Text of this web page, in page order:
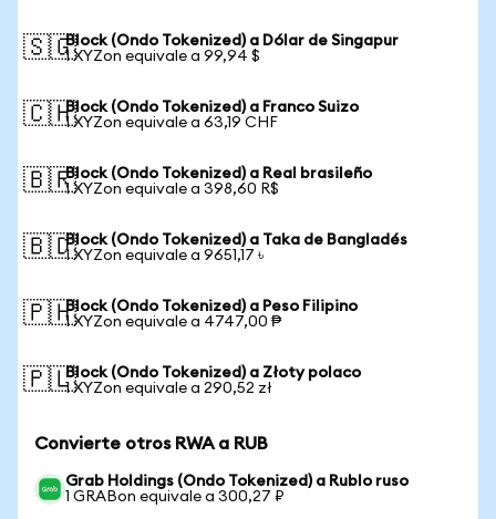
🇸🇬Block (Ondo Tokenized) a Dólar de Singapur
1 XYZon equivale a 99,94 $
🇨🇭Block (Ondo Tokenized) a Franco Suizo
1 XYZon equivale a 63,19 CHF
🇧🇷Block (Ondo Tokenized) a Real brasileño
1 XYZon equivale a 398,60 R$
🇧🇩Block (Ondo Tokenized) a Taka de Bangladés
1 XYZon equivale a 9651,17 ৳
🇵🇭Block (Ondo Tokenized) a Peso Filipino
1 XYZon equivale a 4747,00 ₱
🇵🇱Block (Ondo Tokenized) a Złoty polaco
1 XYZon equivale a 290,52 zł
Convierte otros RWA a RUB
Grab Holdings (Ondo Tokenized) a Rublo ruso
1 GRABon equivale a 300,27 ₽